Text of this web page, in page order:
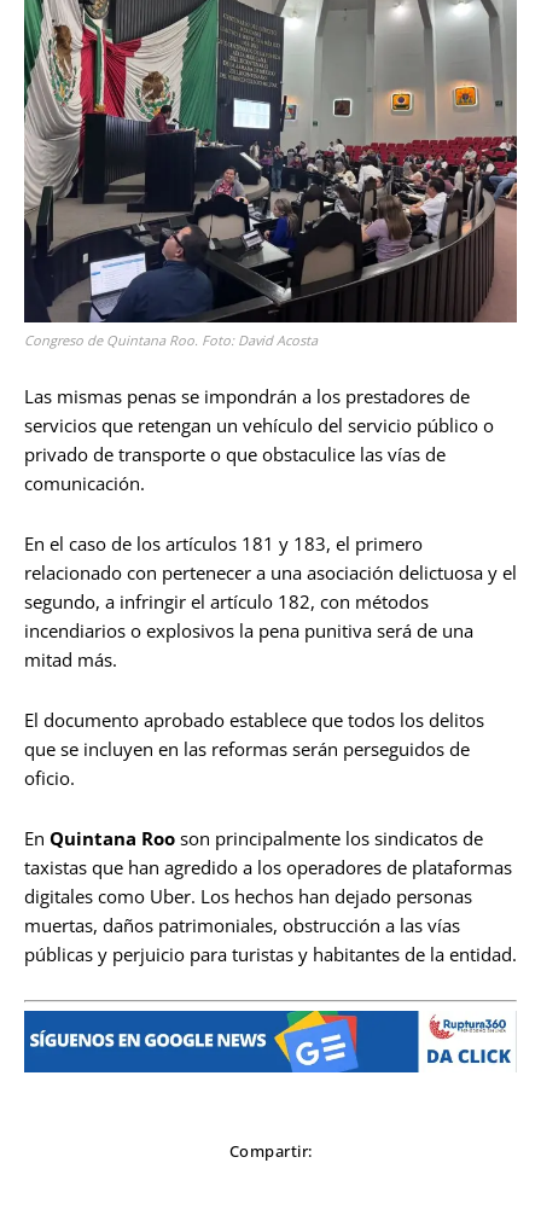
Congreso de Quintana Roo. Foto: David Acosta
Las mismas penas se impondrán a los prestadores de
servicios que retengan un vehículo del servicio público o
privado de transporte o que obstaculice las vías de
comunicación.
En el caso de los artículos 181 y 183, el primero
relacionado con pertenecer a una asociación delictuosa y el
segundo, a infringir el artículo 182, con métodos
incendiarios o explosivos la pena punitiva será de una
mitad más.
El documento aprobado establece que todos los delitos
que se incluyen en las reformas serán perseguidos de
oficio.
En Quintana Roo son principalmente los sindicatos de
taxistas que han agredido a los operadores de plataformas
digitales como Uber. Los hechos han dejado personas
muertas, daños patrimoniales, obstrucción a las vías
públicas y perjuicio para turistas y habitantes de la entidad.
Compartir: